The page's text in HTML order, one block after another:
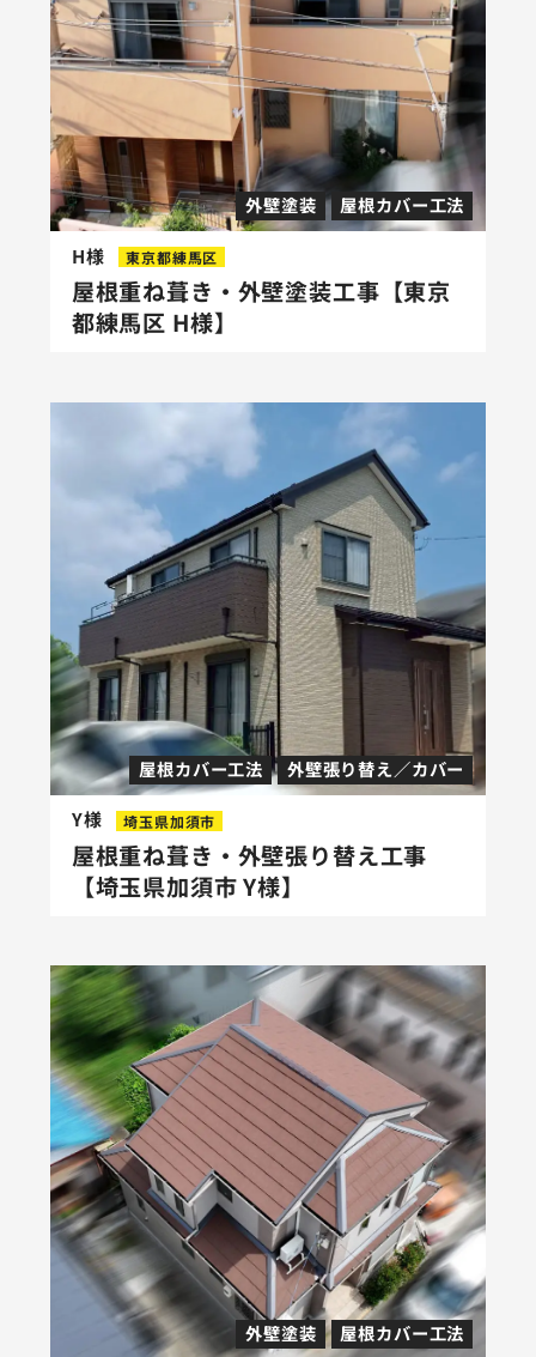
外壁塗装 屋根カバー工法
H様 東京都練馬区
屋根重ね葺き・外壁塗装工事【東京
都練馬区 H様】
屋根カバー工法 外壁張り替え／カバー
Y様 埼玉県加須市
屋根重ね葺き・外壁張り替え工事
【埼玉県加須市 Y様】
外壁塗装 屋根カバー工法